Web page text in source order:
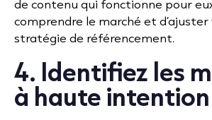
de contenu qui fonctionne pour
comprendre le marché et
stratégie de référencement.
4. Identifiez les
à haute intention